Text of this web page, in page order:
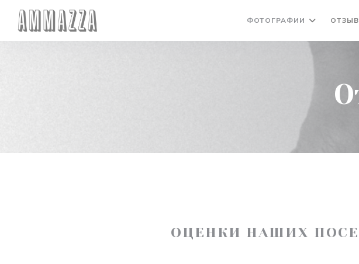
Панель управления cookies
ФОТОГРАФИИ
ОЦЕНКИ НАШИХ